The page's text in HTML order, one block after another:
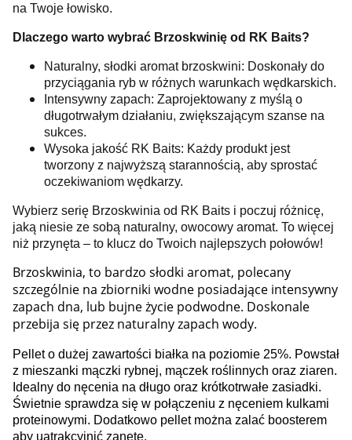
na Twoje łowisko.
Dlaczego warto wybrać Brzoskwinię od RK Baits?
Naturalny, słodki aromat brzoskwini: Doskonały do
przyciągania ryb w różnych warunkach wędkarskich.
Intensywny zapach: Zaprojektowany z myślą o
długotrwałym działaniu, zwiększającym szanse na
sukces.
Wysoka jakość RK Baits: Każdy produkt jest
tworzony z najwyższą starannością, aby sprostać
oczekiwaniom wędkarzy.
Wybierz serię Brzoskwinia od RK Baits i poczuj różnicę,
jaką niesie ze sobą naturalny, owocowy aromat. To więcej
niż przynęta – to klucz do Twoich najlepszych połowów!
Brzoskwinia, to bardzo słodki aromat, polecany
szczególnie na zbiorniki wodne posiadające intensywny
zapach dna, lub bujne życie podwodne. Doskonale
przebija się przez naturalny zapach wody.
Pellet o dużej zawartości białka na poziomie 25%. Powstał
z mieszanki mączki rybnej, mączek roślinnych oraz ziaren.
Idealny do nęcenia na długo oraz krótkotrwałe zasiadki.
Świetnie sprawdza się w połączeniu z nęceniem kulkami
proteinowymi. Dodatkowo pellet można zalać boosterem
aby uatrakcyjnić zanętę.